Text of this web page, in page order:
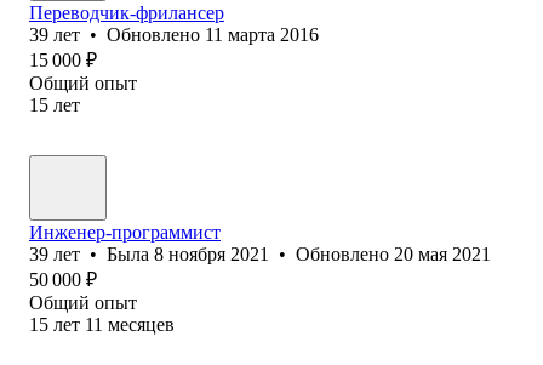
Переводчик-фрилансер
39 лет • Обновлено 11 марта 2016
15 000 ₽
Общий опыт
15 лет
Инженер-программист
39 лет • Была 8 ноября 2021 • Обновлено 20 мая 2021
50 000 ₽
Общий опыт
15 лет 11 месяцев